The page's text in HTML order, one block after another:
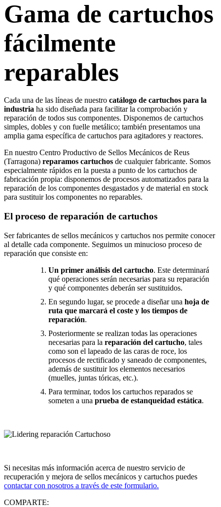
Gama de cartuchos
fácilmente
reparables
Cada una de las líneas de nuestro catálogo de cartuchos para la
industria ha sido diseñada para facilitar la comprobación y
reparación de todos sus componentes. Disponemos de cartuchos
simples, dobles y con fuelle metálico; también presentamos una
amplia gama específica de cartuchos para agitadores y reactores.
En nuestro Centro Productivo de Sellos Mecánicos de Reus
(Tarragona) reparamos cartuchos de cualquier fabricante. Somos
especialmente rápidos en la puesta a punto de los cartuchos de
fabricación propia: disponemos de procesos automatizados para la
reparación de los componentes desgastados y de material en stock
para sustituir los componentes no reparables.
El proceso de reparación de cartuchos
Ser fabricantes de sellos mecánicos y cartuchos nos permite conocer
al detalle cada componente. Seguimos un minucioso proceso de
reparación que consiste en:
Un primer análisis del cartucho. Este determinará
qué operaciones serán necesarias para su reparación
y qué componentes deberán ser sustituidos.
En segundo lugar, se procede a diseñar una hoja de
ruta que marcará el coste y los tiempos de
reparación.
Posteriormente se realizan todas las operaciones
necesarias para la reparación del cartucho, tales
como son el lapeado de las caras de roce, los
procesos de rectificado y saneado de componentes,
además de sustituir los elementos necesarios
(muelles, juntas tóricas, etc.).
Para terminar, todos los cartuchos reparados se
someten a una prueba de estanqueidad estática.
Si necesitas más información acerca de nuestro servicio de
recuperación y mejora de sellos mecánicos y cartuchos puedes
contactar con nosotros a través de este formulario.
COMPARTE: